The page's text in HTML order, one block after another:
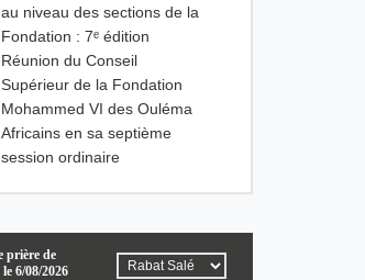
au niveau des sections de la
Fondation : 7ᵉ édition
Réunion du Conseil
Supérieur de la Fondation
Mohammed VI des Ouléma
Africains en sa septième
session ordinaire